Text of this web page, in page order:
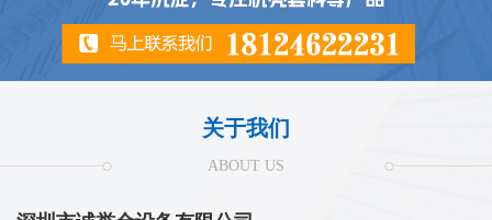
关于我们
ABOUT US